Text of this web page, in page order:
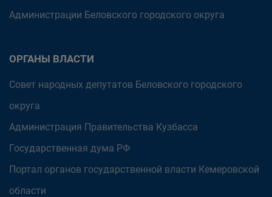
Администрации Беловского городского округа
ОРГАНЫ ВЛАСТИ
Совет народных депутатов Беловского городского
округа
Администрация Правительства Кузбасса
Государственная дума РФ
Портал органов государственной власти Кемеровской
области